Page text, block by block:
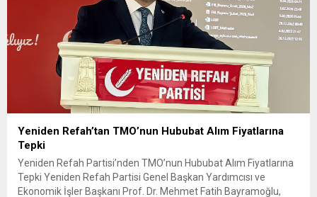
Yeniden Refah’tan TMO’nun Hububat Alım Fiyatlarına
Tepki
Yeniden Refah Partisi’nden TMO’nun Hububat Alım Fiyatlarına
Tepki Yeniden Refah Partisi Genel Başkan Yardımcısı ve
Ekonomik İşler Başkanı Prof. Dr. Mehmet Fatih Bayramoğlu,